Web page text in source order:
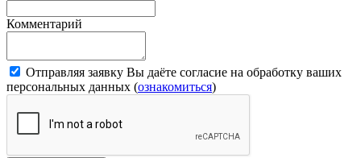
Комментарий
Отправляя заявку Вы даёте согласие на обработку ваших
персональных данных (ознакомиться)